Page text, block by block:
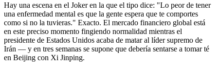
Hay una escena en el Joker en la que el tipo dice: "Lo peor de tener
una enfermedad mental es que la gente espera que te comportes
como si no la tuvieras." Exacto. El mercado financiero global está
en este preciso momento fingiendo normalidad mientras el
presidente de Estados Unidos acaba de matar al líder supremo de
Irán — y en tres semanas se supone que debería sentarse a tomar té
en Beijing con Xi Jinping.